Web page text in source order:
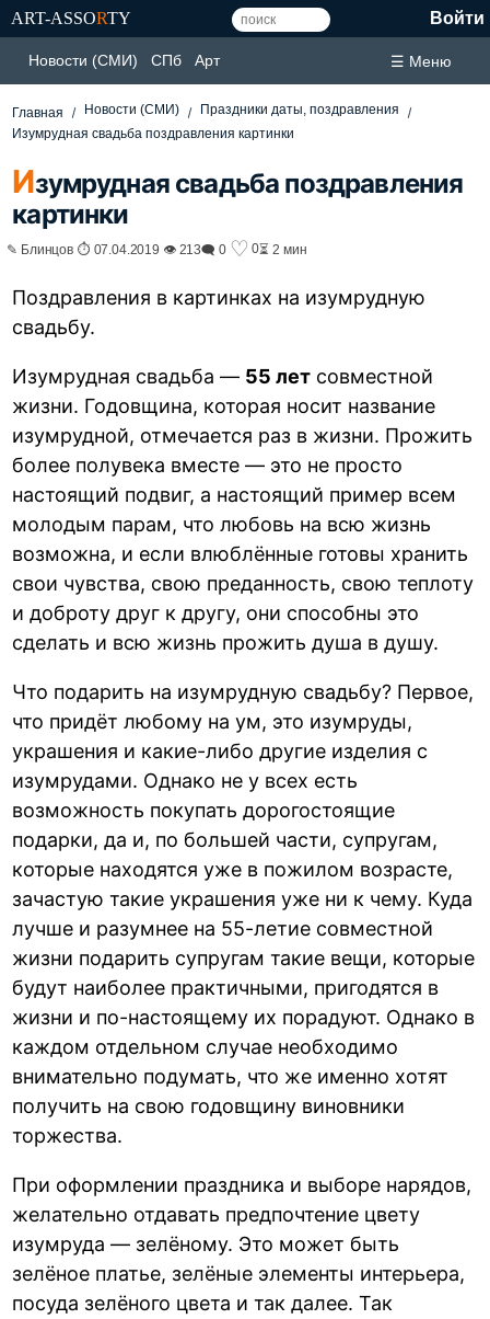
ART-ASSORTY Войти
Новости (СМИ) СПб Арт ☰ Меню
Главная Новости (СМИ)
Праздники даты, поздравления
Изумрудная свадьба поздравления картинки
Изумрудная свадьба поздравления
картинки
✎ Блинцов ⏱ 07.04.2019 👁 213🗨 0 ♡ 0⏳ 2 мин
Поздравления в картинках на изумрудную
свадьбу.
Изумрудная свадьба — 55 лет совместной
жизни. Годовщина, которая носит название
изумрудной, отмечается раз в жизни. Прожить
более полувека вместе — это не просто
настоящий подвиг, а настоящий пример всем
молодым парам, что любовь на всю жизнь
возможна, и если влюблённые готовы хранить
свои чувства, свою преданность, свою теплоту
и доброту друг к другу, они способны это
сделать и всю жизнь прожить душа в душу.
Что подарить на изумрудную свадьбу? Первое,
что придёт любому на ум, это изумруды,
украшения и какие-либо другие изделия с
изумрудами. Однако не у всех есть
возможность покупать дорогостоящие
подарки, да и, по большей части, супругам,
которые находятся уже в пожилом возрасте,
зачастую такие украшения уже ни к чему. Куда
лучше и разумнее на 55-летие совместной
жизни подарить супругам такие вещи, которые
будут наиболее практичными, пригодятся в
жизни и по-настоящему их порадуют. Однако в
каждом отдельном случае необходимо
внимательно подумать, что же именно хотят
получить на свою годовщину виновники
торжества.
При оформлении праздника и выборе нарядов,
желательно отдавать предпочтение цвету
изумруда — зелёному. Это может быть
зелёное платье, зелёные элементы интерьера,
посуда зелёного цвета и так далее. Так